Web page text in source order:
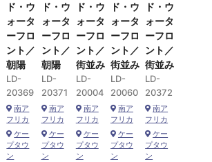
ド・ウ
ォータ
ーフロ
ント／
朝陽
LD-
20369
南ア
フリカ
ケー
プタウ
ン
ド・ウ
ォータ
ーフロ
ント／
朝陽
LD-
20371
南ア
フリカ
ケー
プタウ
ン
ド・ウ
ォータ
ーフロ
ント／
街並み
LD-
20004
南ア
フリカ
ケー
プタウ
ン
ド・ウ
ォータ
ーフロ
ント／
街並み
LD-
20060
南ア
フリカ
ケー
プタウ
ン
ド・ウ
ォータ
ーフロ
ント／
街並み
LD-
20372
南ア
フリカ
ケー
プタウ
ン